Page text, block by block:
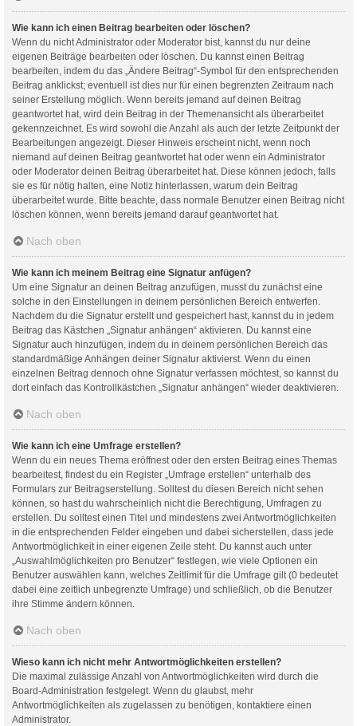
Wie kann ich einen Beitrag bearbeiten oder löschen?
Wenn du nicht Administrator oder Moderator bist, kannst du nur deine
eigenen Beiträge bearbeiten oder löschen. Du kannst einen Beitrag
bearbeiten, indem du das „Ändere Beitrag“-Symbol für den entsprechenden
Beitrag anklickst; eventuell ist dies nur für einen begrenzten Zeitraum nach
seiner Erstellung möglich. Wenn bereits jemand auf deinen Beitrag
geantwortet hat, wird dein Beitrag in der Themenansicht als überarbeitet
gekennzeichnet. Es wird sowohl die Anzahl als auch der letzte Zeitpunkt der
Bearbeitungen angezeigt. Dieser Hinweis erscheint nicht, wenn noch
niemand auf deinen Beitrag geantwortet hat oder wenn ein Administrator
oder Moderator deinen Beitrag überarbeitet hat. Diese können jedoch, falls
sie es für nötig halten, eine Notiz hinterlassen, warum dein Beitrag
überarbeitet wurde. Bitte beachte, dass normale Benutzer einen Beitrag nicht
löschen können, wenn bereits jemand darauf geantwortet hat.
Nach oben
Wie kann ich meinem Beitrag eine Signatur anfügen?
Um eine Signatur an deinen Beitrag anzufügen, musst du zunächst eine
solche in den Einstellungen in deinem persönlichen Bereich entwerfen.
Nachdem du die Signatur erstellt und gespeichert hast, kannst du in jedem
Beitrag das Kästchen „Signatur anhängen“ aktivieren. Du kannst eine
Signatur auch hinzufügen, indem du in deinem persönlichen Bereich das
standardmäßige Anhängen deiner Signatur aktivierst. Wenn du einen
einzelnen Beitrag dennoch ohne Signatur verfassen möchtest, so kannst du
dort einfach das Kontrollkästchen „Signatur anhängen“ wieder deaktivieren.
Nach oben
Wie kann ich eine Umfrage erstellen?
Wenn du ein neues Thema eröffnest oder den ersten Beitrag eines Themas
bearbeitest, findest du ein Register „Umfrage erstellen“ unterhalb des
Formulars zur Beitragserstellung. Solltest du diesen Bereich nicht sehen
können, so hast du wahrscheinlich nicht die Berechtigung, Umfragen zu
erstellen. Du solltest einen Titel und mindestens zwei Antwortmöglichkeiten
in die entsprechenden Felder eingeben und dabei sicherstellen, dass jede
Antwortmöglichkeit in einer eigenen Zeile steht. Du kannst auch unter
„Auswahlmöglichkeiten pro Benutzer“ festlegen, wie viele Optionen ein
Benutzer auswählen kann, welches Zeitlimit für die Umfrage gilt (0 bedeutet
dabei eine zeitlich unbegrenzte Umfrage) und schließlich, ob die Benutzer
ihre Stimme ändern können.
Nach oben
Wieso kann ich nicht mehr Antwortmöglichkeiten erstellen?
Die maximal zulässige Anzahl von Antwortmöglichkeiten wird durch die
Board-Administration festgelegt. Wenn du glaubst, mehr
Antwortmöglichkeiten als zugelassen zu benötigen, kontaktiere einen
Administrator.